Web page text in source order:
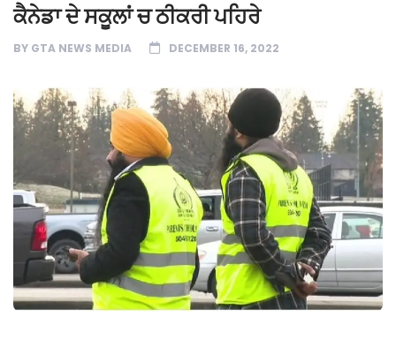
ਕੈਨੇਡਾ ਦੇ ਸਕੂਲਾਂ ਚ ਠੀਕਰੀ ਪਹਿਰੇ
BY GTA NEWS MEDIA DECEMBER 16, 2022